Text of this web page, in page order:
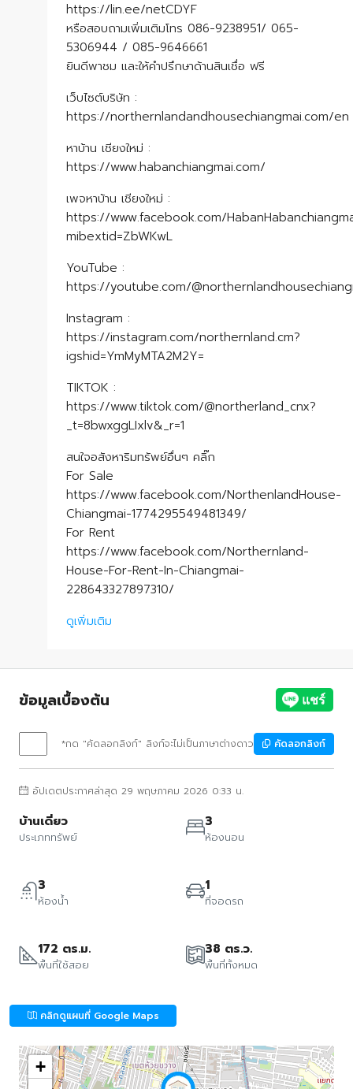
https://lin.ee/netCDYF
หรือสอบถามเพิ่มเติมโทร 086-9238951/ 065-
5306944 / 085-9646661
ยินดีพาชม และให้คำปรึกษาด้านสินเชื่อ ฟรี
เว็บไซต์บริษัท :
https://northernlandandhousechiangmai.com/en
หาบ้าน เชียงใหม่ :
https://www.habanchiangmai.com/
เพจหาบ้าน เชียงใหม่ :
https://www.facebook.com/
mibextid=ZbWKwL
YouTube :
https://youtube.com/
Instagram :
https://instagram.com/northernland.cm?
igshid=YmMyMTA2M2Y=
TIKTOK :
https://www.tiktok.com/@northerland_cnx?
_t=8bwxggLIxlv&_r=1
สนใจอสังหาริมทรัพย์อื่นๆ คลิ๊ก
For Sale
https://www.facebook.com/NorthenlandHouse-
Chiangmai-1774295549481349/
For Rent
https://www.facebook.com/Northernland-
House-For-Rent-In-Chiangmai-
228643327897310/
ดูเพิ่มเติม
ข้อมูลเบื้องต้น
*กด "คัดลอกลิงก์" ลิงก์จะไม่เป็นภาษาต่างดาว คัดลอกลิงก์
อัปเดตประกาศล่าสุด 29 พฤษภาคม 2026 0:33 น.
บ้านเดี่ยว
ประเภททรัพย์
3
ห้องนอน
3
ห้องน้ำ
1
ที่จอดรถ
172 ตร.ม.
พื้นที่ใช้สอย
38 ตร.ว.
พื้นที่ทั้งหมด
คลิกดูแผนที่ Google Maps
+